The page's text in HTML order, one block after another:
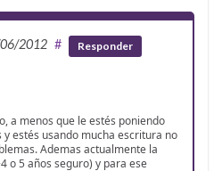
2012 # Responder
a menos que le estés poniendo
estés usando mucha escritura no
Ademas actualmente la
o 5 años seguro) y para ese